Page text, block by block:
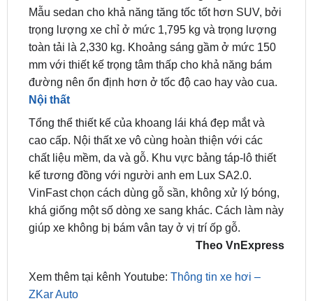
toàn tải là 2,330 kg. Khoảng sáng gầm ở mức 150
mm với thiết kế trọng tâm thấp cho khả năng bám
đường nên ổn định hơn ở tốc độ cao hay vào cua.
Nội thất
Tổng thể thiết kế của khoang lái khá đẹp mắt và
cao cấp. Nội thất xe vô cùng hoàn thiện với các
chất liệu mềm, da và gỗ. Khu vực bảng táp-lô thiết
kế tương đồng với người anh em Lux SA2.0.
VinFast chọn cách dùng gỗ sần, không xử lý bóng,
khá giống một số dòng xe sang khác. Cách làm này
giúp xe không bị bám vân tay ở vị trí ốp gỗ.
Theo VnExpress
Thông tin xe hơi –